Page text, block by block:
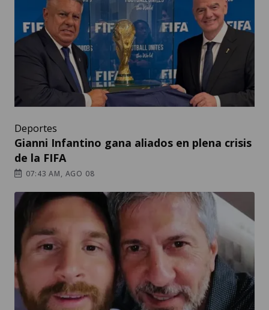
Deportes
Gianni Infantino gana aliados en plena crisis
de la FIFA
07:43 AM, AGO 08